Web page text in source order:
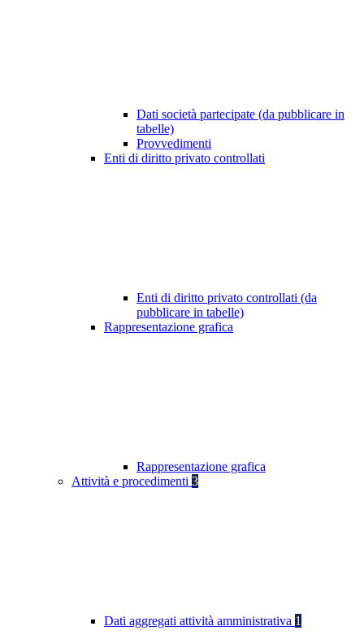
Dati società partecipate (da pubblicare in
tabelle)
Provvedimenti
Enti di diritto privato controllati
Enti di diritto privato controllati (da
pubblicare in tabelle)
Rappresentazione grafica
Rappresentazione grafica
Attività e procedimenti 3
Dati aggregati attività amministrativa 1